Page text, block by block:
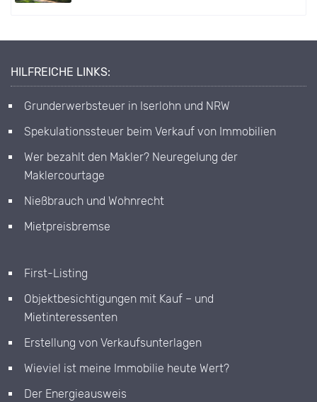
HILFREICHE LINKS:
Grunderwerbsteuer in Iserlohn und NRW
Spekulationssteuer beim Verkauf von Immobilien
Wer bezahlt den Makler? Neuregelung der
Maklercourtage
Nießbrauch und Wohnrecht
Mietpreisbremse
First-Listing
Objektbesichtigungen mit Kauf – und
Mietinteressenten
Erstellung von Verkaufsunterlagen
Wieviel ist meine Immobilie heute Wert?
Der Energieausweis